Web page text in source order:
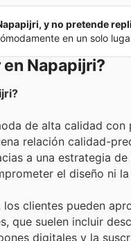
y no pretende
en un solo
Napapijri?
de alta calidad
relación calidad-
a una estrategia
el diseño ni
clientes pueden
que suelen incluir
digitales y la